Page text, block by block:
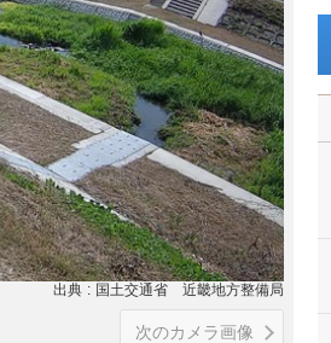
出典 国土交通省 近畿地方整備局
次のカメラ画像